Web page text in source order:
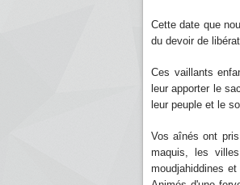
Cette date que
du devoir de
Ces vaillants
leur apporter le
leur peuple et le
Vos aînés ont
maquis, les
moudjahiddines